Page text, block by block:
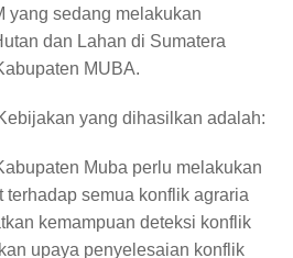
yang sedang melakukan
dan Lahan di Sumatera
MUBA.
yang dihasilkan adalah:
Muba perlu melakukan
terhadap semua konflik agraria
kemampuan deteksi konflik
upaya penyelesaian konflik